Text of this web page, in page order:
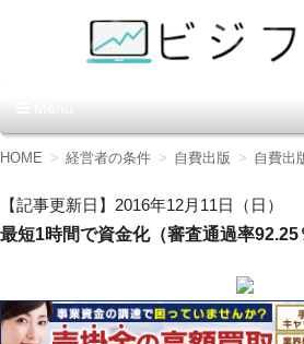
ン】
コ
テ
ン
ツ
動
HOME 経営者の条件 自費出版 自費出
【記事更新日】2016年12月11日（日）
最短1時間で資金化（審査通過率92.25